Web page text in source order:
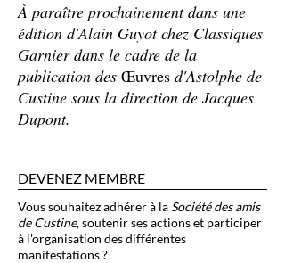
À paraître prochainement dans une
édition d'Alain Guyot chez Classiques
Garnier dans le cadre de la
publication des Œuvres d'Astolphe de
Custine sous la direction de Jacques
Dupont.
DEVENEZ MEMBRE
Vous souhaitez adhérer à la Société des amis
de Custine, soutenir ses actions et participer
à l'organisation des différentes
manifestations ?